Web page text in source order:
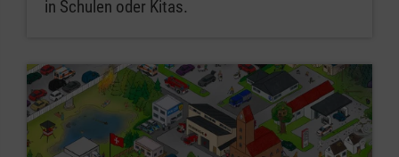
in Schulen oder Kitas.